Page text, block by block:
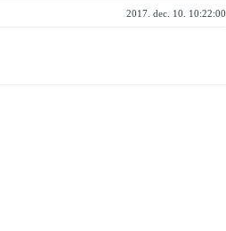
2017. dec. 10. 10:22:00